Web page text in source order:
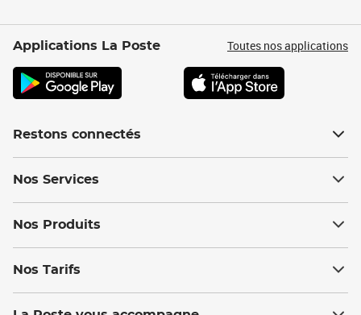
Applications La Poste Toutes nos applications
Restons connectés
Nos Services
Nos Produits
Nos Tarifs